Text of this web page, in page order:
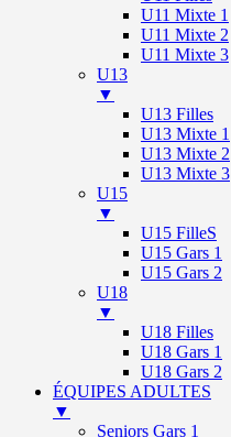
U11 Mixte 1
U11 Mixte 2
U11 Mixte 3
U13
▼
U13 Filles
U13 Mixte 1
U13 Mixte 2
U13 Mixte 3
U15
▼
U15 FilleS
U15 Gars 1
U15 Gars 2
U18
▼
U18 Filles
U18 Gars 1
U18 Gars 2
ÉQUIPES ADULTES
▼
Seniors Gars 1